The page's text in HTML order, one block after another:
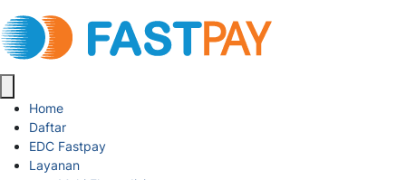
Home
Daftar
EDC Fastpay
Layanan